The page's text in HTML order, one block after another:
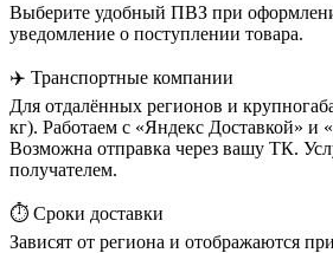
Выберите удобный ПВЗ при
уведомление о поступлении товара.
✈️ Транспортные компании
Для отдалённых регионов и
кг). Работаем с «Яндекс Доставкой»
Возможна отправка через вашу ТК.
получателем.
⏱️ Сроки доставки
Зависят от региона и отображаются